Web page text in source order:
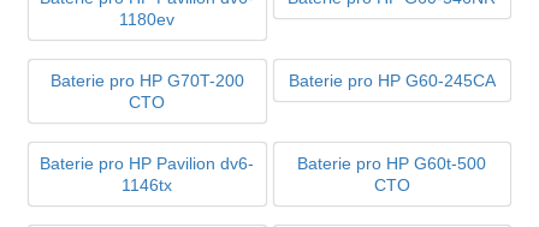
1180ev
Baterie pro HP G70T-200
CTO
Baterie pro HP G60-245CA
Baterie pro HP Pavilion dv6-
1146tx
Baterie pro HP G60t-500
CTO